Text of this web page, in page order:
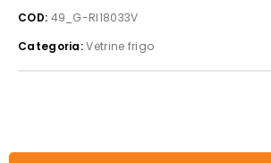
Vetrina
pizza
G-
COD: 49_G-RI18033V
Categoria:Vetrine frigo